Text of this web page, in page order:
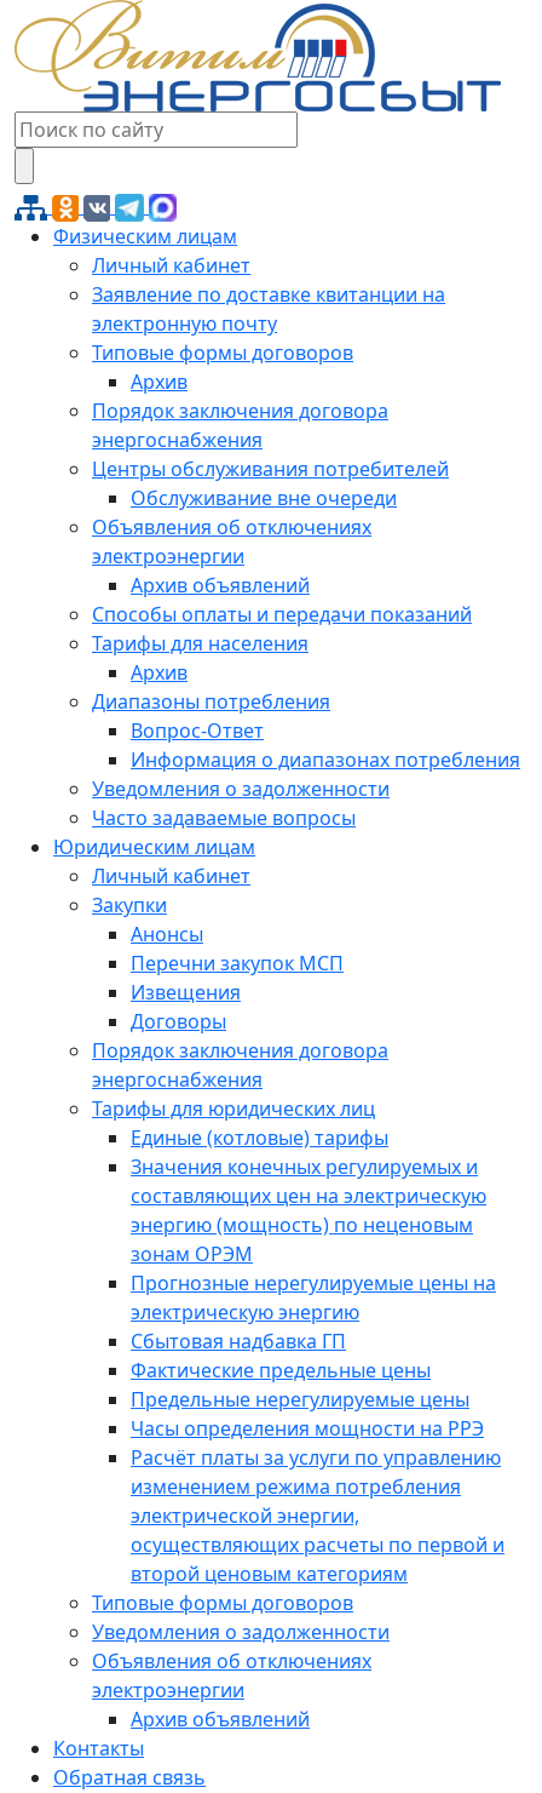
Физическим лицам
Личный кабинет
Заявление по доставке квитанции на
электронную почту
Типовые формы договоров
Архив
Порядок заключения договора
энергоснабжения
Центры обслуживания потребителей
Обслуживание вне очереди
Объявления об отключениях
электроэнергии
Архив объявлений
Способы оплаты и передачи показаний
Тарифы для населения
Архив
Диапазоны потребления
Вопрос-Ответ
Информация о диапазонах потребления
Уведомления о задолженности
Часто задаваемые вопросы
Юридическим лицам
Личный кабинет
Закупки
Анонсы
Перечни закупок МСП
Извещения
Договоры
Порядок заключения договора
энергоснабжения
Тарифы для юридических лиц
Единые (котловые) тарифы
Значения конечных регулируемых и
составляющих цен на электрическую
энергию (мощность) по неценовым
зонам ОРЭМ
Прогнозные нерегулируемые цены на
электрическую энергию
Сбытовая надбавка ГП
Фактические предельные цены
Предельные нерегулируемые цены
Часы определения мощности на РРЭ
Расчёт платы за услуги по управлению
изменением режима потребления
электрической энергии,
осуществляющих расчеты по первой и
второй ценовым категориям
Типовые формы договоров
Уведомления о задолженности
Объявления об отключениях
электроэнергии
Архив объявлений
Контакты
Обратная связь